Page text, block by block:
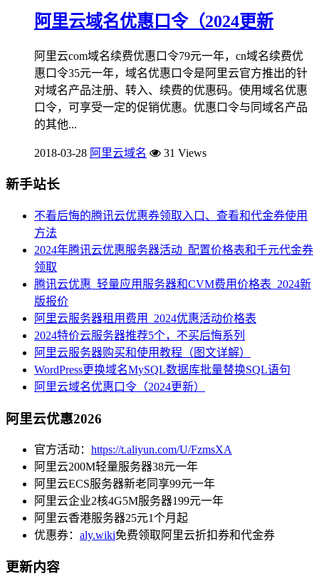
阿里云域名优惠口令（2024更新
阿里云com域名续费优惠口令79元一年，cn域名续费优
惠口令35元一年，域名优惠口令是阿里云官方推出的针
对域名产品注册、转入、续费的优惠码。使用域名优惠
口令，可享受一定的促销优惠。优惠口令与同域名产品
的其他...
2018-03-28 阿里云域名 31 Views
新手站长
不看后悔的腾讯云优惠券领取入口、查看和代金券使用
方法
2024年腾讯云优惠服务器活动_配置价格表和千元代金券
领取
腾讯云优惠_轻量应用服务器和CVM费用价格表_2024新
版报价
阿里云服务器租用费用_2024优惠活动价格表
2024特价云服务器推荐5个，不买后悔系列
阿里云服务器购买和使用教程（图文详解）
WordPress更换域名MySQL数据库批量替换SQL语句
阿里云域名优惠口令（2024更新）
阿里云优惠2026
官方活动： https://t.aliyun.com/U/FzmsXA
阿里云200M轻量服务器38元一年
阿里云ECS服务器新老同享99元一年
阿里云企业2核4G5M服务器199元一年
阿里云香港服务器25元1个月起
优惠券： aly.wiki免费领取阿里云折扣券和代金券
更新内容